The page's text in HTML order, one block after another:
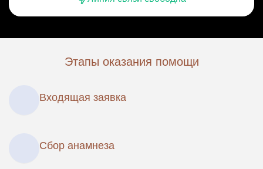
Этапы оказания помощи
Входящая заявка
Сбор анамнеза